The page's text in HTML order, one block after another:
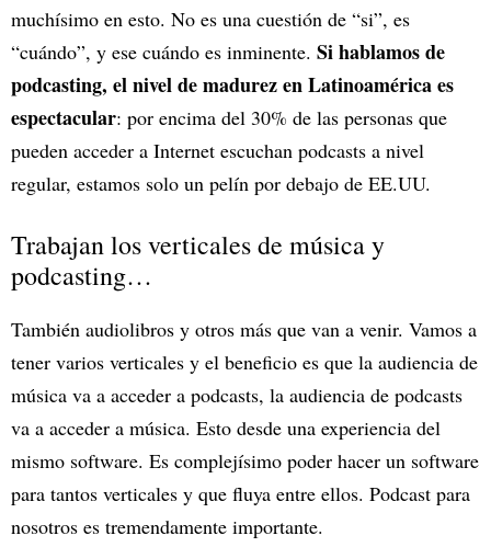
muchísimo en esto. No es una cuestión de “si”, es
“cuándo”, y ese cuándo es inminente. Si hablamos de
podcasting, el nivel de madurez en Latinoamérica es
espectacular: por encima del 30% de las personas que
pueden acceder a Internet escuchan podcasts a nivel
regular, estamos solo un pelín por debajo de EE.UU.
Trabajan los verticales de música y
podcasting…
También audiolibros y otros más que van a venir. Vamos a
tener varios verticales y el beneficio es que la audiencia de
música va a acceder a podcasts, la audiencia de podcasts
va a acceder a música. Esto desde una experiencia del
mismo software. Es complejísimo poder hacer un software
para tantos verticales y que fluya entre ellos. Podcast para
nosotros es tremendamente importante.